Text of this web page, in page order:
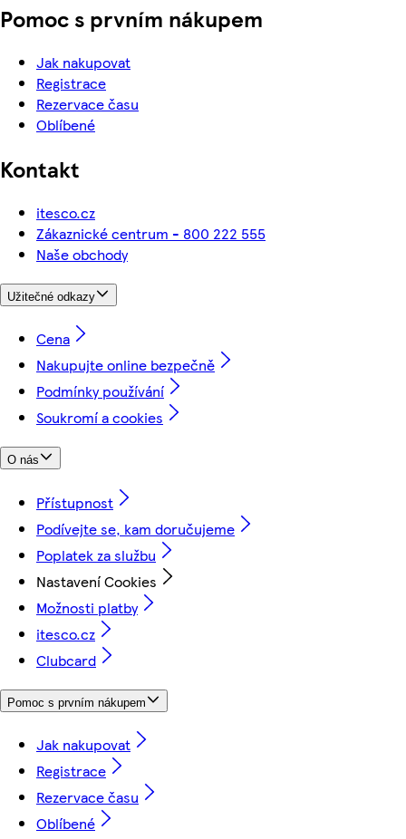
Pomoc s prvním nákupem
Jak nakupovat
Registrace
Rezervace času
Oblíbené
Kontakt
itesco.cz
Zákaznické centrum - 800 222 555
Naše obchody
Užitečné odkazy
Cena
Nakupujte online bezpečně
Podmínky používání
Soukromí a cookies
O nás
Přístupnost
Podívejte se, kam doručujeme
Poplatek za službu
Nastavení Cookies
Možnosti platby
itesco.cz
Clubcard
Pomoc s prvním nákupem
Jak nakupovat
Registrace
Rezervace času
Oblíbené